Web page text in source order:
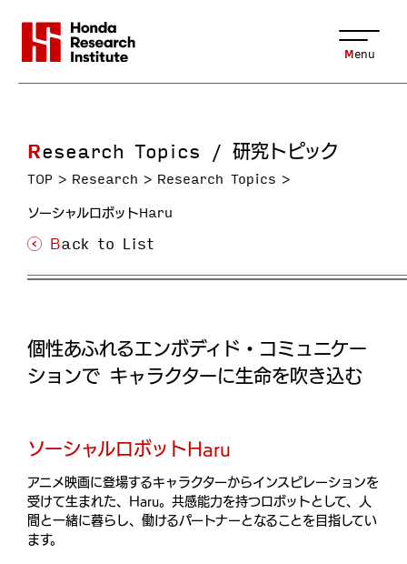
Menu
Research Topics / 研究トピック
TOP Research
Research Topics
ソーシャルロボットHaru
Back to List
個性あふれるエンボディド・コミュニケー
ションで キャラクターに生命を吹き込む
ソーシャルロボットHaru
アニメ映画に登場するキャラクターからインスピレーションを
受けて生まれた、Haru。共感能力を持つロボットとして、人
間と一緒に暮らし、働けるパートナーとなることを目指してい
ます。